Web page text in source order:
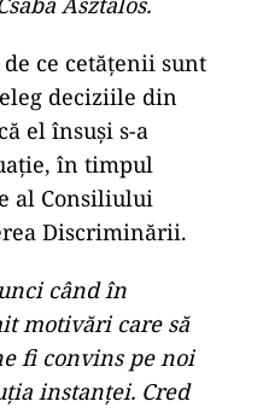
de ce cetăţenii sunt
deciziile din
el însuşi s-a
în timpul
al Consiliului
Discriminării.
când în
motivări care să
fi convins pe noi
instanţei. Cred